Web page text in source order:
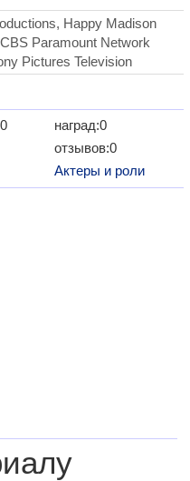
Happy Madison
Paramount Network
Pictures Television
наград:0
отзывов:0
Актеры и роли